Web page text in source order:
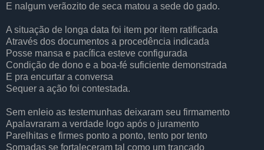
E nalgum verãozito de seca matou a sede do gado.
A situação de longa data foi item por item ratificada
Através dos documentos a procedência indicada
Posse mansa e pacífica esteve configurada
Condição de dono e a boa-fé suficiente demonstrada
E pra encurtar a conversa
Sequer a ação foi contestada.
Sem enleio as testemunhas deixaram seu firmamento
Apalavraram a verdade logo após o juramento
Parelhitas e firmes ponto a ponto, tento por tento
Somadas se fortaleceram tal como um trançado